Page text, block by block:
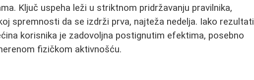
Ključ uspeha leži u striktnom pridržavanju pravilnika,
spremnosti da se izdrži prva, najteža nedelja. Iako rezultati
korisnika je zadovoljna postignutim efektima, posebno
fizičkom aktivnošću.